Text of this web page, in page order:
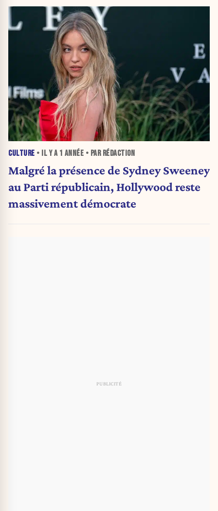
CULTURE • IL Y A 1 ANNÉE • PAR RÉDACTION
Malgré la présence de Sydney Sweeney
au Parti républicain, Hollywood reste
massivement démocrate